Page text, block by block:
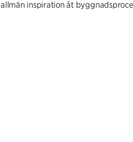
allmän inspiration åt
I generalplanen har man arbetat